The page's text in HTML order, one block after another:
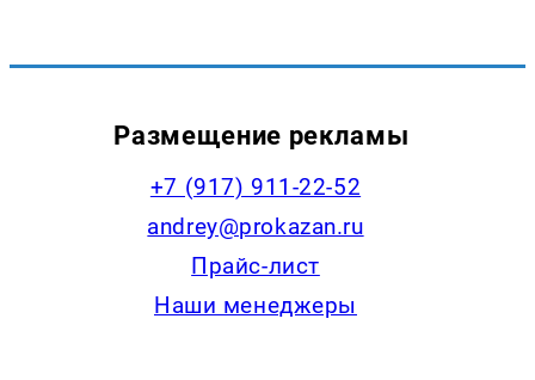
Размещение рекламы
+7 (917) 911-22-52
andrey@prokazan.ru
Прайс-лист
Наши менеджеры